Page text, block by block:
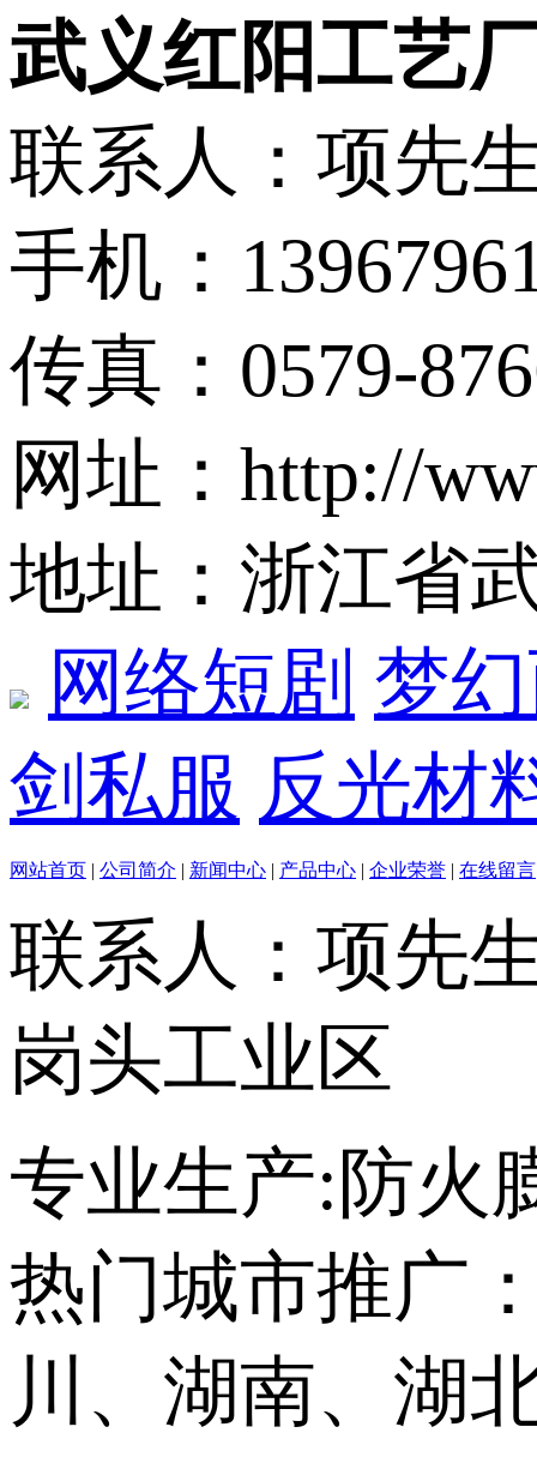
武义红阳工艺
联系人：项先
手机：
传真：0579-
网址：http://
地址：浙江省
网络短剧 梦
剑私服 反光材
网站首页 | 公司简介 | 新闻中心 | 产品中心 | 企业荣誉 | 在线留言
联系人：项先
岗头工业区
专业生产:防火
热门城市推广
川、湖南、湖